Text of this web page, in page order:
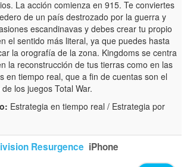
La acción comienza en 915. Te conviertes
de un país destrozado por la guerra y
escandinavas y debes crear tu propio
el sentido más literal, ya que puedes hasta
la orografía de la zona. Kingdoms se centra
la reconstrucción de tus tierras como en las
en tiempo real, que a fin de cuentas son el
los juegos Total War.
Estrategia en tiempo real / Estrategia por
Resurgence iPhone